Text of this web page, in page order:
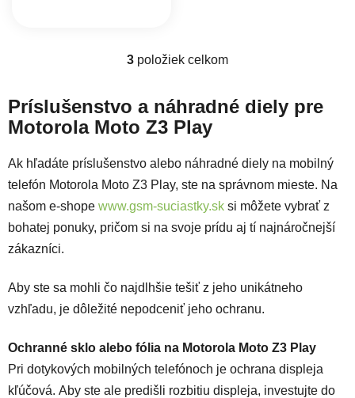
Ovládacie prvky výpisu
3 položiek celkom
Príslušenstvo a náhradné diely pre
Motorola Moto Z3 Play
Ak hľadáte príslušenstvo alebo náhradné diely na mobilný
telefón Motorola Moto Z3 Play, ste na správnom mieste. Na
našom e-shope www.gsm-suciastky.sk si môžete vybrať z
bohatej ponuky, pričom si na svoje prídu aj tí najnáročnejší
zákazníci.
Aby ste sa mohli čo najdlhšie tešiť z jeho unikátneho
vzhľadu, je dôležité nepodceniť jeho ochranu.
Ochranné sklo alebo fólia na Motorola Moto Z3 Play
Pri dotykových mobilných telefónoch je ochrana displeja
kľúčová. Aby ste ale predišli rozbitiu displeja, investujte do